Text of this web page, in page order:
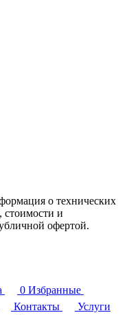
о технических
стоимости и
офертой.
0 Избранные
Контакты
Услуги